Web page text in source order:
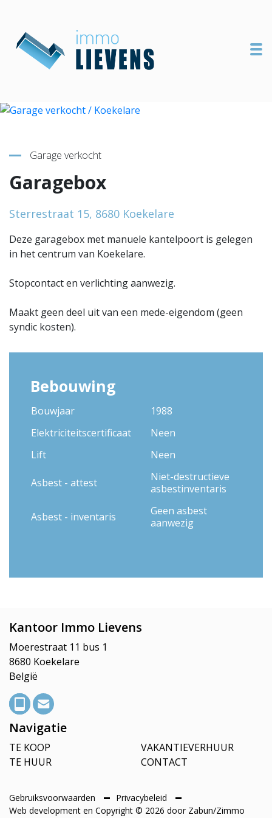
Terug naar overzicht
Garage verkocht
Garagebox
Sterrestraat 15, 8680 Koekelare
Deze garagebox met manuele kantelpoort is gelegen
in het centrum van Koekelare.
Stopcontact en verlichting aanwezig.
Maakt geen deel uit van een mede-eigendom (geen
syndic kosten).
Bebouwing
Bouwjaar
1988
Elektriciteitscertificaat
Neen
Lift
Neen
Asbest - attest
Niet-destructieve
asbestinventaris
Asbest - inventaris
Geen asbest
aanwezig
Kantoor Immo Lievens
Moerestraat 11 bus 1
8680 Koekelare
België
Navigatie
TE KOOP
TE HUUR
VAKANTIEVERHUUR
CONTACT
Gebruiksvoorwaarden
Privacybeleid
Web development en Copyright © 2026 door Zabun/Zimmo